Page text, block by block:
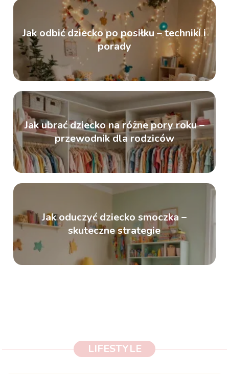
Jak odbić dziecko po posiłku – techniki i
porady
Jak ubrać dziecko na różne pory roku –
przewodnik dla rodziców
Jak oduczyć dziecko smoczka –
skuteczne strategie
LIFESTYLE